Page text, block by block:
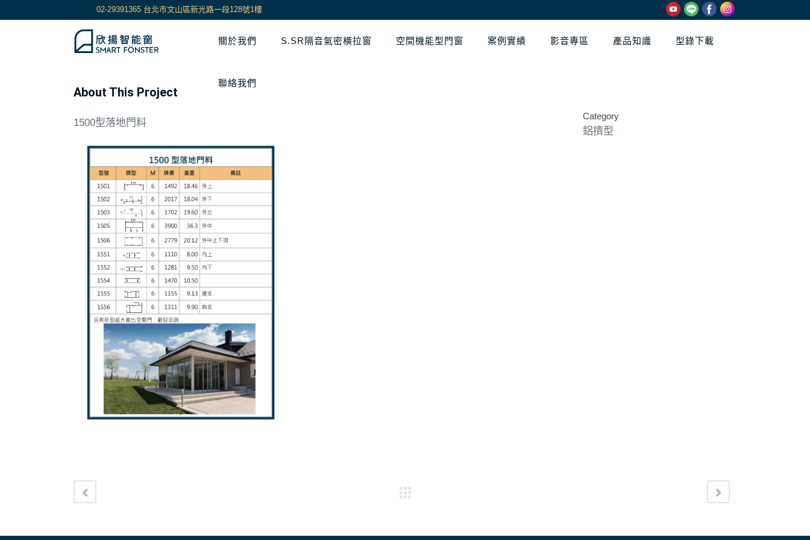
02-29391365 台北市文山區新光路一段128號1樓
關於我們 S.SR隔音氣密橫拉窗 空間機能型門窗 案例實績 影音專區 產品知識 型錄下載
聯絡我們
About This Project
1500型落地門料
Category
鋁擠型